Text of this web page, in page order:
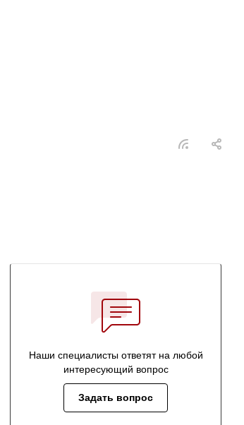
Наши специалисты ответят на любой
интересующий вопрос
Задать вопрос